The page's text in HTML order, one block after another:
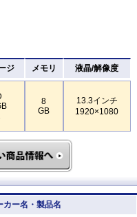
ジ メモリ 液晶/解像度
8
GB
13.3インチ
1920×1080
ー名・製品名